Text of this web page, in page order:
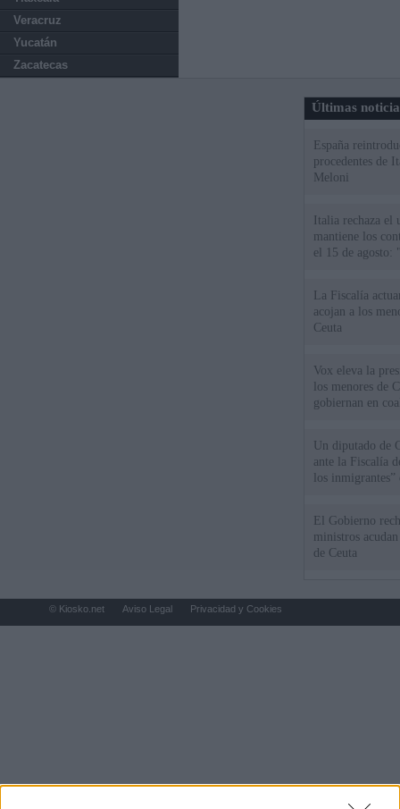
Veracruz
Yucatán
Zacatecas
Últimas
España
procedentes de
Meloni
Italia rechaza
mantiene los
el 15 de agosto:
La Fiscalía
acojan a los
Ceuta
Vox eleva la
los menores de
gobiernan en
Un diputado de
ante la Fiscalía
los inmigrantes”
El Gobierno
ministros
de Ceuta
© Kiosko.net Aviso Legal Privacidad y Cookies